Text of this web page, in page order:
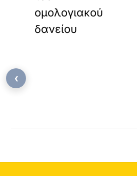
ομολογιακού
δανείου
‹